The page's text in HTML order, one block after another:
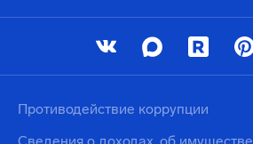
Противодействие коррупции